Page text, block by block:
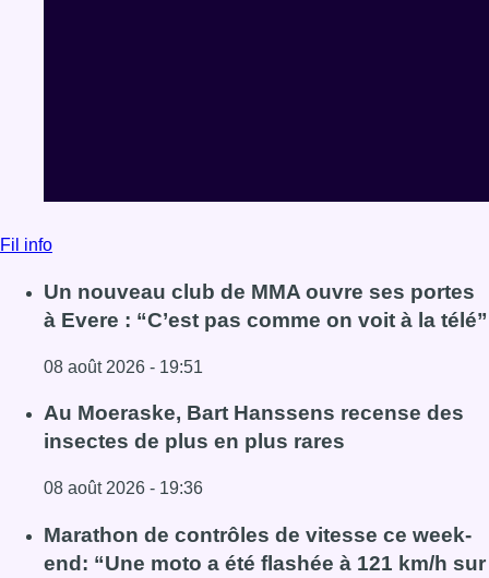
Fil info
Un nouveau club de MMA ouvre ses portes
à Evere : “C’est pas comme on voit à la télé”
08 août 2026 - 19:51
Lire l'article Un nouveau club de MMA ouvre ses portes à
Au Moeraske, Bart Hanssens recense des
insectes de plus en plus rares
08 août 2026 - 19:36
Lire l'article Au Moeraske, Bart Hanssens recense des
Marathon de contrôles de vitesse ce week-
end: “Une moto a été flashée à 121 km/h sur